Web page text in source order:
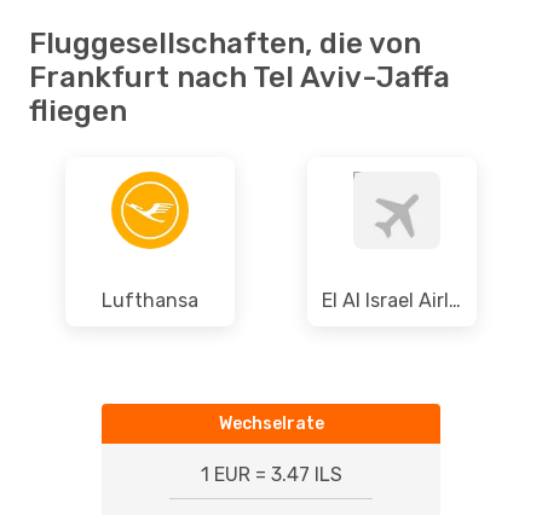
Fluggesellschaften, die von
Frankfurt nach Tel Aviv-Jaffa
fliegen
Lufthansa El Al Israel Airlines
Wechselrate
1 EUR = 3.47 ILS